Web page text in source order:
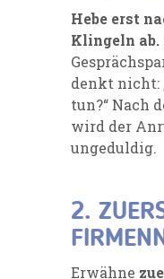
Hebe erst
Klingeln ab.
denkt nicht:
tun?“ Nach
wird der
ungeduldig.
2.
Erwähne